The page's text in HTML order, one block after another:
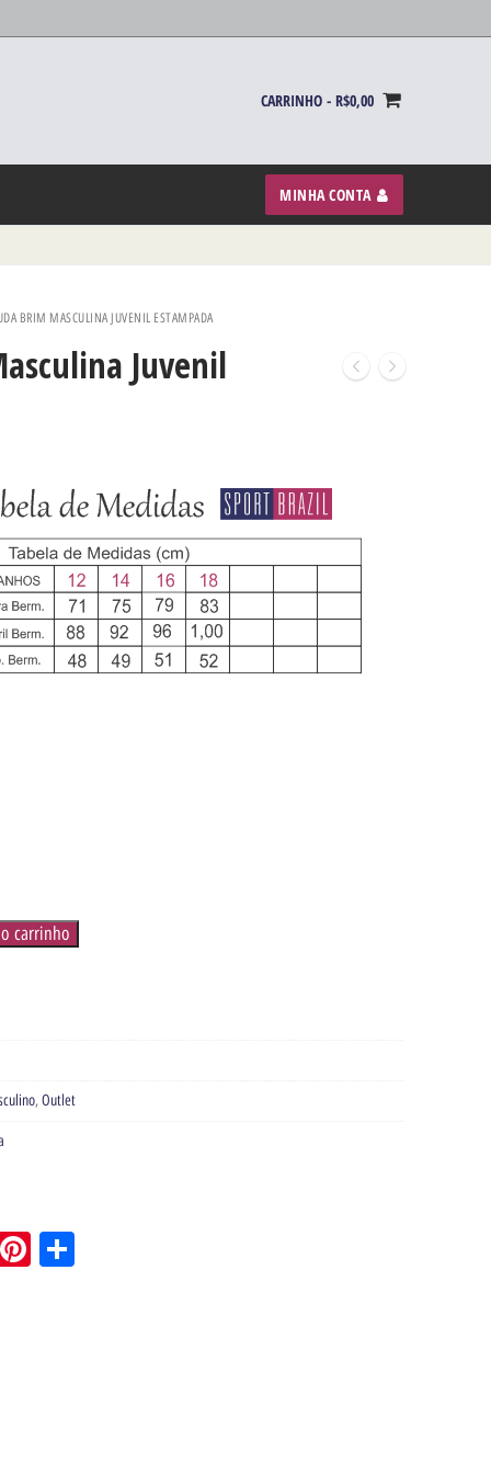
CARRINHO - R$0,00
MINHA CONTA
BRIM MASCULINA JUVENIL ESTAMPADA
Juvenil
carrinho
, Outlet
Pinterest